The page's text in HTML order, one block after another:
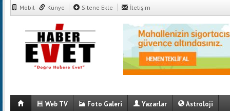
Mobil Künye Sitene Ekle İletişim
Web TV Foto Galeri Yazarlar Astroloji